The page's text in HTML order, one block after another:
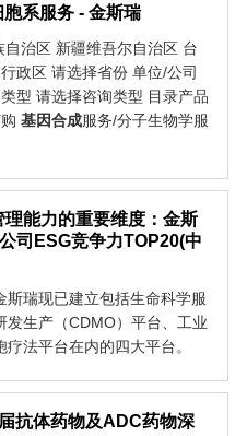
系服务 - 金斯瑞
治区 新疆维吾尔自治区 台
政区 请选择省份 单位/公司
型 请选择咨询类型 目录产品
基因合成服务/分子生物学服
能力的重要维度：金斯
司ESG竞争力TOP20(中
斯瑞现已建立包括生命科学服
生产（CDMO）平台、工业
法平台在内的四大平台。
抗体药物及ADC药物深